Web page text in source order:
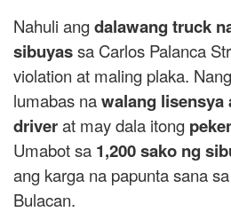
Nahuli angdalawang truck
sibuyassa Carlos Palanca
violation at maling plaka.
lumabas nawalang lisensya
driverat may dala itong
Umabot sa 1,200 sako ng
ang karga na papunta sana
Bulacan.